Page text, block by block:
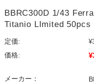
BBRC300D 1/43
Titanio LImited 50pcs
定価:
価格:
メーカー：